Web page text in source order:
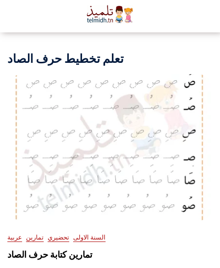
تعلم تخطيط حرف الصاد
السنة الاولى تحضيري تمارين عربية
تمارين كتابة حرف الصاد